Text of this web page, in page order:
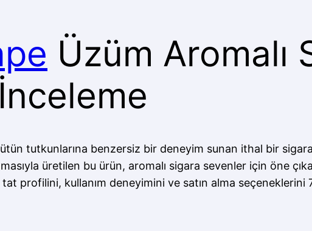
Üzüm Aromalı
tutkunlarına benzersiz bir deneyim sunan ithal bir
üretilen bu ürün, aromalı sigara sevenler için öne
profilini, kullanım deneyimini ve satın alma seçeneklerini